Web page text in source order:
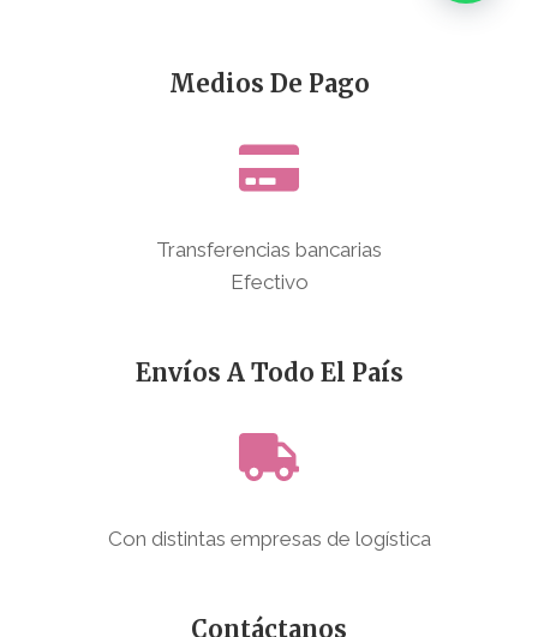
Medios De Pago
Transferencias bancarias
Efectivo
Envíos A Todo El País
Con distintas empresas de logística
Contáctanos